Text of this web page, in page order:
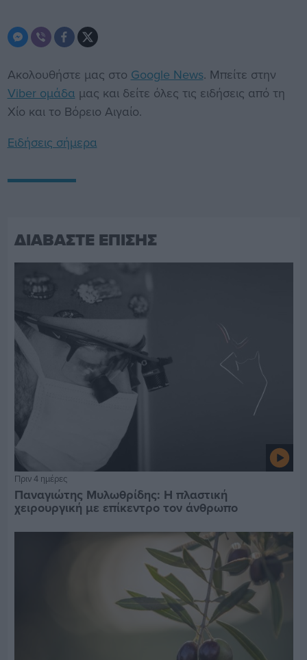
Ακολουθήστε μας στο Google News. Μπείτε στην
Viber ομάδα μας και δείτε όλες τις ειδήσεις από τη
Χίο και το Βόρειο Αιγαίο.
Ειδήσεις σήμερα
ΔΙΑΒΑΣΤΕ ΕΠΙΣΗΣ
Πριν 4 ημέρες
Παναγιώτης Μυλωθρίδης: Η πλαστική
χειρουργική με επίκεντρο τον άνθρωπο